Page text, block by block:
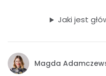
Jaki jest
Magda